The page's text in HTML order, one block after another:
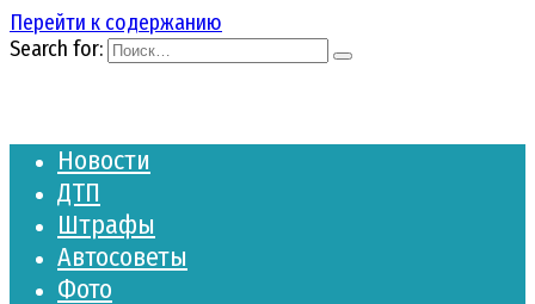
Перейти к содержанию
Search for:
Новости
ДТП
Штрафы
Автосоветы
Фото